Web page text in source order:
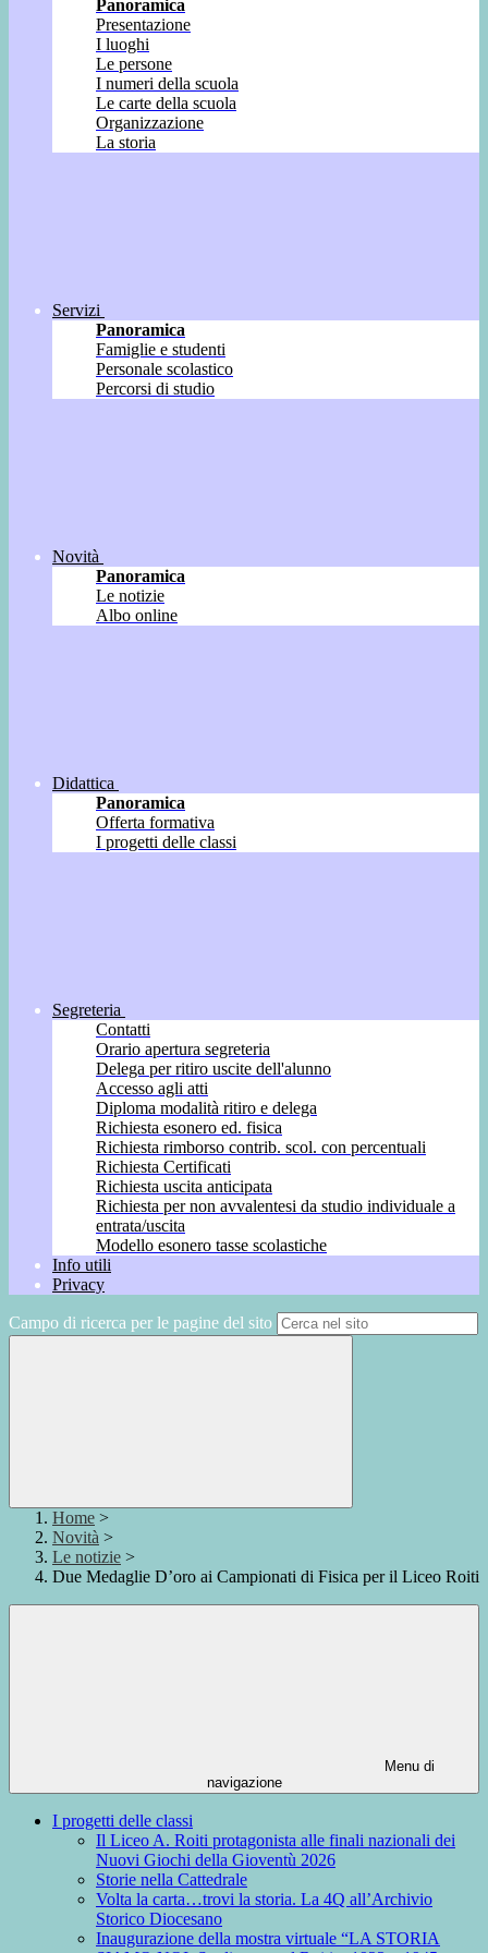
Panoramica
Presentazione
I luoghi
Le persone
I numeri della scuola
Le carte della scuola
Organizzazione
La storia
Servizi
Panoramica
Famiglie e studenti
Personale scolastico
Percorsi di studio
Novità
Panoramica
Le notizie
Albo online
Didattica
Panoramica
Offerta formativa
I progetti delle classi
Segreteria
Contatti
Orario apertura segreteria
Delega per ritiro uscite dell'alunno
Accesso agli atti
Diploma modalità ritiro e delega
Richiesta esonero ed. fisica
Richiesta rimborso contrib. scol. con percentuali
Richiesta Certificati
Richiesta uscita anticipata
Richiesta per non avvalentesi da studio individuale a
entrata/uscita
Modello esonero tasse scolastiche
Info utili
Privacy
Campo di ricerca per le pagine del sito
Home >
Novità >
Le notizie >
Due Medaglie D’oro ai Campionati di Fisica per il Liceo Roiti
Menu di
navigazione
I progetti delle classi
Il Liceo A. Roiti protagonista alle finali nazionali dei
Nuovi Giochi della Gioventù 2026
Storie nella Cattedrale
Volta la carta…trovi la storia. La 4Q all’Archivio
Storico Diocesano
Inaugurazione della mostra virtuale “LA STORIA